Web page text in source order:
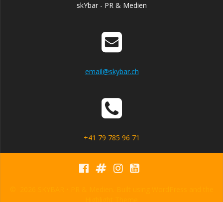
skYbar - PR & Medien
email@skybar.ch
+41 79 785 96 71